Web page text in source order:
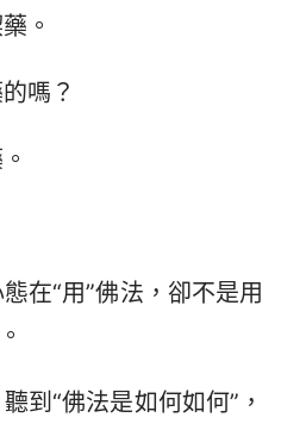
。
嗎？
在“用”佛法，卻不是用
到“佛法是如何如何”，